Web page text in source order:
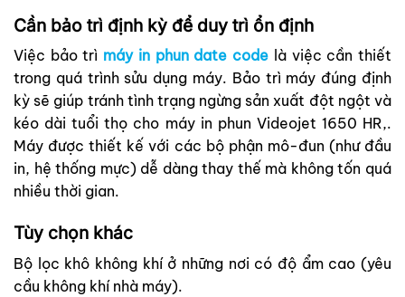
Cần bảo trì định kỳ để duy trì ổn định
Việc bảo trì máy in phun date code là việc cần thiết
trong quá trình sửu dụng máy. Bảo trì máy đúng định
kỳ sẽ giúp tránh tình trạng ngừng sản xuất đột ngột và
kéo dài tuổi thọ cho máy in phun Videojet 1650 HR,.
Máy được thiết kế với các bộ phận mô-đun (như đầu
in, hệ thống mực) dễ dàng thay thế mà không tốn quá
nhiều thời gian.
Tùy chọn khác
Bộ lọc khô không khí ở những nơi có độ ẩm cao (yêu
cầu không khí nhà máy).